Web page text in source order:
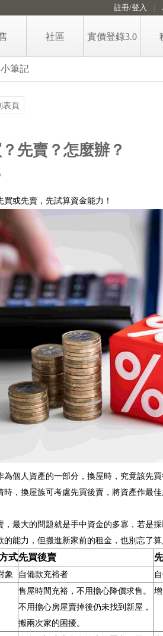
註冊/登入
價即時算
識
工具
社區 實價登錄3.0
筆記
表頁
先賣？怎麼辦？
買或先賣，先試算資金能力！
為個人資產的一部分，換屋時，究竟該先
時，換屋族可考慮先買後賣，將資產作最
，最大的問題就是手中資金的多寡，若是
的能力，但搬進新家前的租金，也別忘了算
式先買後賣
象 自備款充裕者
售屋時間充裕，不用擔心降價求售。
不用擔心房屋賣掉後仍未找到新屋，
搬兩次家的困擾。